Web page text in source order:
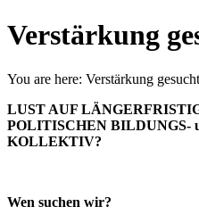
Verstärkung
You are here: Verstärkung gesucht
LUST AUF
POLITISCHEN BILDUNGS-
KOLLEKTIV?
Wen suchen wir?